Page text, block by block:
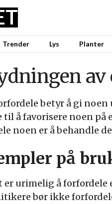
Trender Lys Planter
av
betyr å gi
til å favorisere noen
noen er å behandle
på
er urimelig å
bør ikke